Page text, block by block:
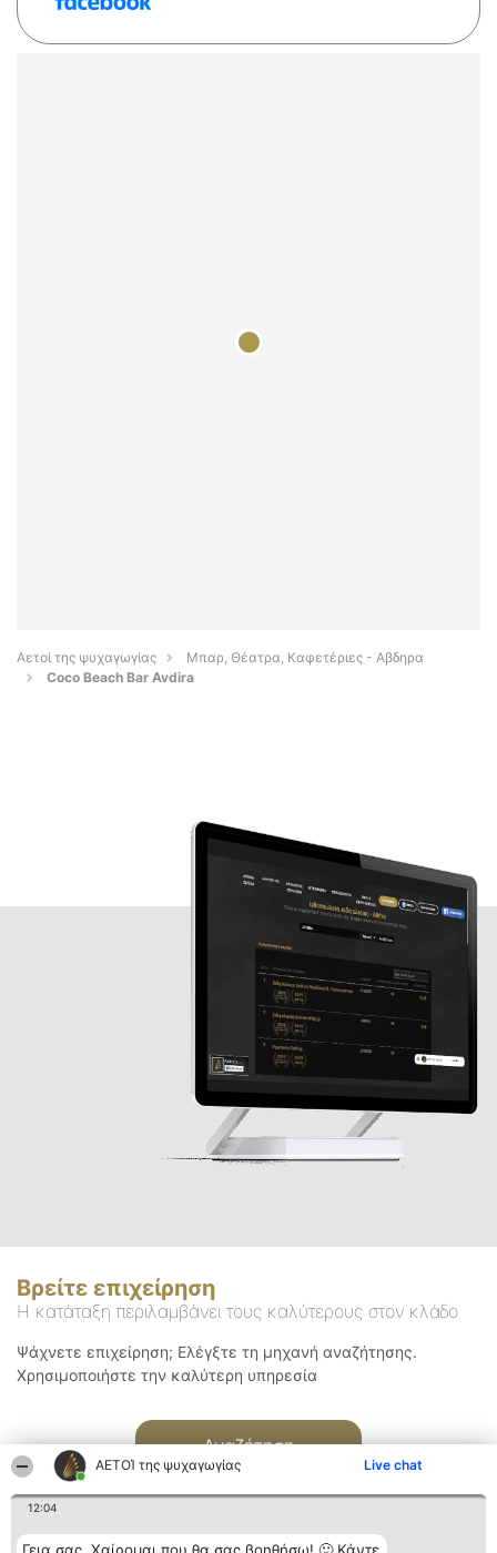
ΑΕΤΟΊ της ψυχαγωγίας Live chat
12:04
Αετοί της ψυχαγωγίας
Μπαρ, Θέατρα, Καφετέριες - Αβδηρα
Coco Beach Bar Avdira
Βρείτε επιχείρηση
Η κατάταξη περιλαμβάνει τους καλύτερους στον κλάδο
Ψάχνετε επιχείρηση; Ελέγξτε τη μηχανή αναζήτησης.
Χρησιμοποιήστε την καλύτερη υπηρεσία
Αναζήτηση